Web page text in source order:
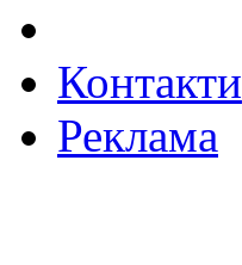
Контакти
Реклама